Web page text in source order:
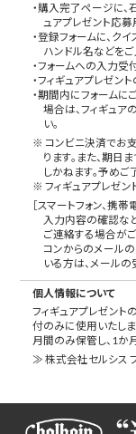
・購入完了ページに、
ュアプレゼント応
・登録フォームに、ク
ハンドル名などをご
・フォームへの入力受
・フィギュアプレゼン
・期間内にフォーム
場合は、フィギュア
い。
※ コンビニ決済でお
ります。また、期
しかねます。予めご
※ フィギュアプレゼン
［スマートフォン、携
入力内容の確認な
ご連絡する場合がご
コンからのメール
いる方は、メールの
個人情報について
フィギュアプレゼン
付のみに使用いたしま
月間のみ保管し、1か
≫ 株式会社セルシス